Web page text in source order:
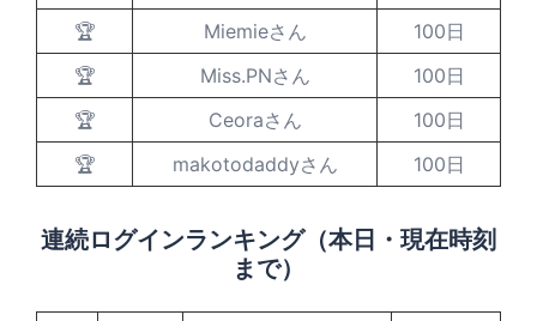
🏆
Miemieさん
100日
🏆
Miss.PNさん
100日
🏆
Ceoraさん
100日
🏆
makotodaddyさん 100日
連続ログインランキング（本日・現在時刻
まで）